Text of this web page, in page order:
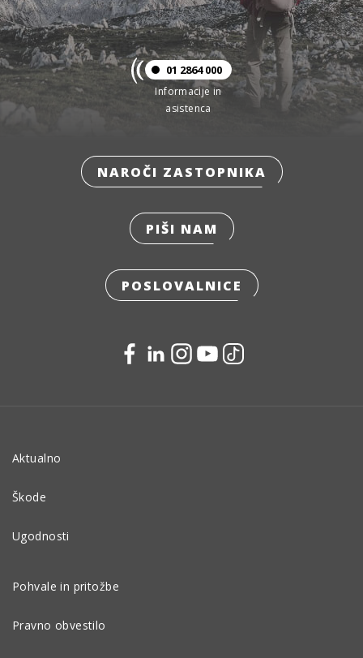
01 2864 000
Informacije in
asistenca
NAROČI ZASTOPNIKA
PIŠI NAM
POSLOVALNICE
Aktualno
Škode
Ugodnosti
Pohvale in pritožbe
Pravno obvestilo